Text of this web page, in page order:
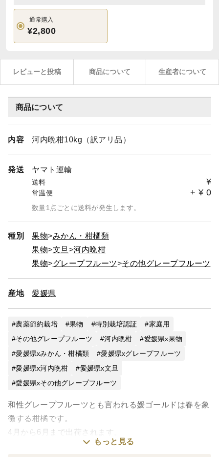
通常購入
¥2,800
レビューと投稿 商品について 生産者について
商品について
内容 河内晩柑10kg（訳アリ品）
発送 ヤマト運輸
送料 ¥
常温便 + ¥ 0
数量1点ごとに送料が発生します。
種別 果物
みかん・柑橘類
果物
文旦
河内晩柑
果物
グレープフルーツ その他グレープフルーツ
産地 愛媛県
農薬節約栽培 果物 特別栽培認証
家庭用
その他グレープフルーツ
河内晩柑
愛媛県x果物
愛媛県xみかん・柑橘類
愛媛県xグレープフルーツ
愛媛県x河内晩柑
愛媛県x文旦
愛媛県xその他グレープフルーツ
和性グレープフルーツとも言われる媛ゴールドは春を象
徴する柑橘です。
4月から6月まで出荷されます。
媛ゴールドの特徴は爽やかな香りと酸味、甘みのバラン
もっと見る